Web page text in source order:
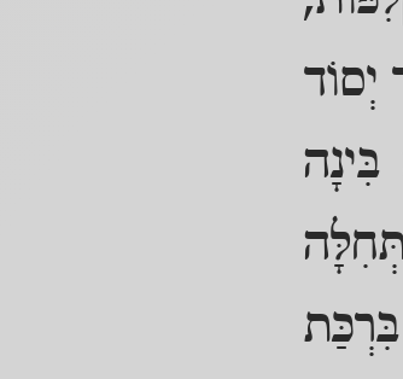
יְסוֹד